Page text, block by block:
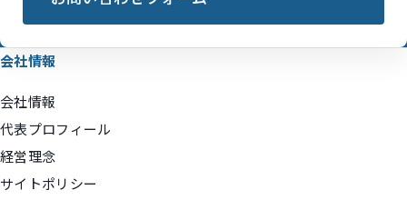
会社情報
会社情報
代表プロフィール
経営理念
サイトポリシー